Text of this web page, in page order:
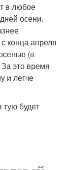
в любое
осени.
конца апреля
(в
это время
и легче
будет